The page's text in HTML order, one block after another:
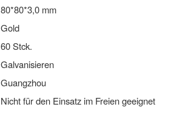
80*80*3,0 mm
Gold
60 Stck.
Galvanisieren
Guangzhou
Nicht für den Einsatz im Freien geeignet